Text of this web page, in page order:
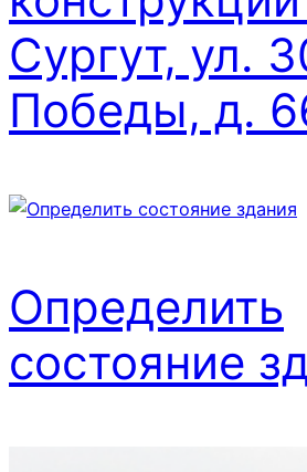
Сургут, ул.
Победы, д.
Определить
состояние